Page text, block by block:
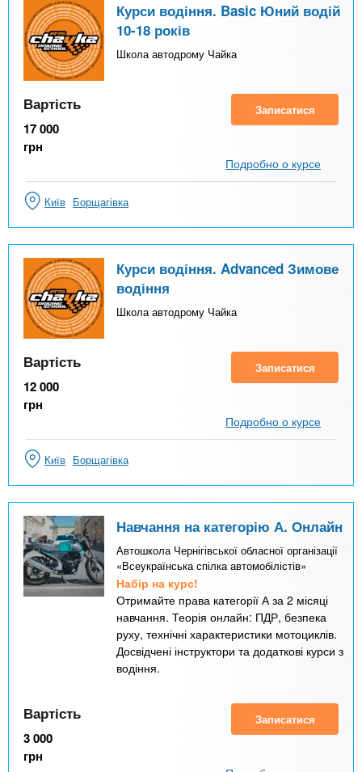
Курси водіння. Basic Юний водій
10-18 років
Школа автодрому Чайка
Вартість
17 000
грн
Записатися
Подробно о курсе
Київ Борщагівка
Курси водіння. Advanced Зимове
водіння
Школа автодрому Чайка
Вартість
12 000
грн
Записатися
Подробно о курсе
Київ Борщагівка
Навчання на категорію А. Онлайн
Автошкола Чернігівської обласної організації
«Всеукраїнська спілка автомобілістів»
Набір на курс!
Отримайте права категорії А за 2 місяці
навчання. Теорія онлайн: ПДР, безпека
руху, технічні характеристики мотоциклів.
Досвідчені інструктори та додаткові курси з
водіння.
Вартість
3 000
грн
Записатися